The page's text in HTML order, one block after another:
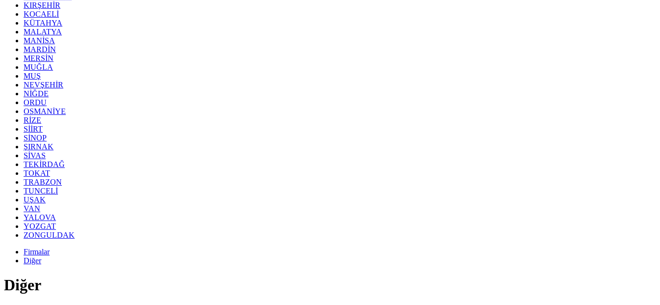
KIRŞEHİR
KOCAELİ
KÜTAHYA
MALATYA
MANİSA
MARDİN
MERSİN
MUĞLA
MUŞ
NEVŞEHİR
NİĞDE
ORDU
OSMANİYE
RİZE
SİİRT
SİNOP
ŞIRNAK
SİVAS
TEKİRDAĞ
TOKAT
TRABZON
TUNCELİ
UŞAK
VAN
YALOVA
YOZGAT
ZONGULDAK
Firmalar
Diğer
Diğer